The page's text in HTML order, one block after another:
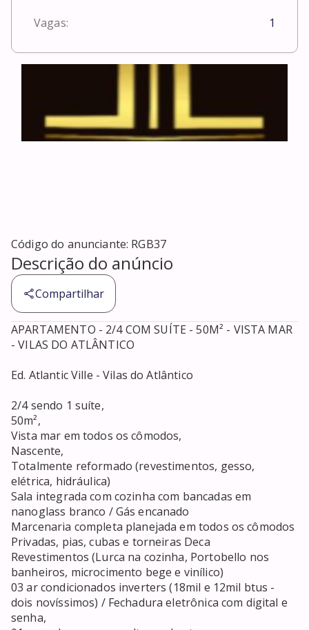
Vagas: 1
Código do anunciante: RGB37
Descrição do anúncio
Compartilhar
APARTAMENTO - 2/4 COM SUÍTE - 50M² - VISTA MAR
- VILAS DO ATLÂNTICO
Ed. Atlantic Ville - Vilas do Atlântico
2/4 sendo 1 suíte,
50m²,
Vista mar em todos os cômodos,
Nascente,
Totalmente reformado (revestimentos, gesso,
elétrica, hidráulica)
Sala integrada com cozinha com bancadas em
nanoglass branco / Gás encanado
Marcenaria completa planejada em todos os cômodos
Privadas, pias, cubas e torneiras Deca
Revestimentos (Lurca na cozinha, Portobello nos
banheiros, microcimento bege e vinílico)
03 ar condicionados inverters (18mil e 12mil btus -
dois novíssimos) / Fechadura eletrônica com digital e
senha,